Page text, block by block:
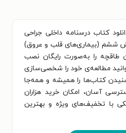
کتاب درسنامه داخلی جراحی
۲۰۱۸؛ بخش ششم (بیماری‌های قلب و عروق)
طاقچه را به‌صورت رایگان نصب
مطالعه‌ی خود را شخصی‌سازی
کتاب‌ها را همیشه و همه‌جا
آسان، امکان خرید هزاران
با تخفیف‌های ویژه و بهترین